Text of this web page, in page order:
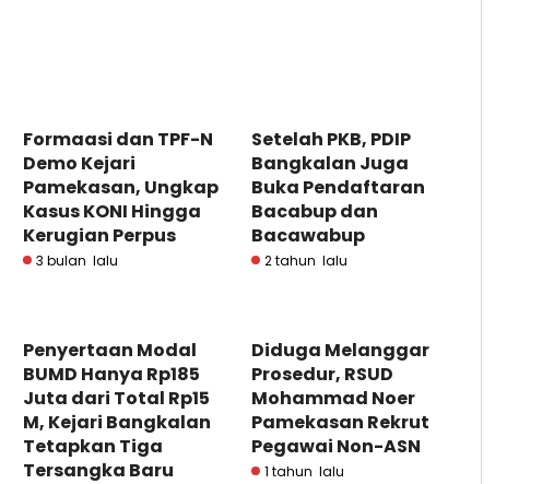
Formaasi dan TPF-N
Demo Kejari
Pamekasan, Ungkap
Kasus KONI Hingga
Kerugian Perpus
3 bulan lalu
Setelah PKB, PDIP
Bangkalan Juga
Buka Pendaftaran
Bacabup dan
Bacawabup
2 tahun lalu
Penyertaan Modal
BUMD Hanya Rp185
Juta dari Total Rp15
M, Kejari Bangkalan
Tetapkan Tiga
Tersangka Baru
Diduga Melanggar
Prosedur, RSUD
Mohammad Noer
Pamekasan Rekrut
Pegawai Non-ASN
1 tahun lalu